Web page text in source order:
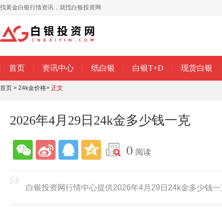
找黄金白银行情资讯，就找白银投资网
首页 资讯中心 纸白银 白银T+D 现货白银
首页 > 24k金价格> 正文
2026年4月29日24k金多少钱一克
0 阅读
白银投资网行情中心提供2026年4月29日24k金多少钱一